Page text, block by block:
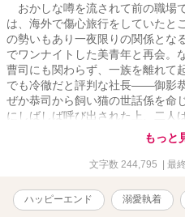
おかしな噂を流されて前の職場
は、海外で傷心旅行をしていたと
の勢いもあり一夜限りの関係と
でワンナイトした美青年と再会。
曹司にも関わらず、一族を離れて
でも冷徹だと評判な社長――御
ぜか恭司から飼い猫の世話係を命
にしばしば呼び出された上、二人
てしまい――？ 真面目で大人し
桜 × 無自覚に溺愛してくる冷
ワケアリな２人が身体だけでな
たら6章）、21万字数前後、全44
※一夜限りのはずだったのに
もっと
文字数 244,795 | 最
ハッピーエンド 溺愛執着